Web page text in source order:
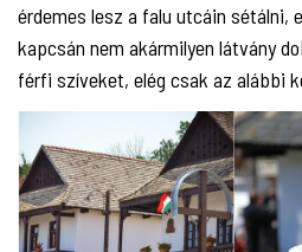
érdemes lesz a falu utcáin sétálni,
kapcsán nem akármilyen látvány
férfi szíveket, elég csak az alábbi